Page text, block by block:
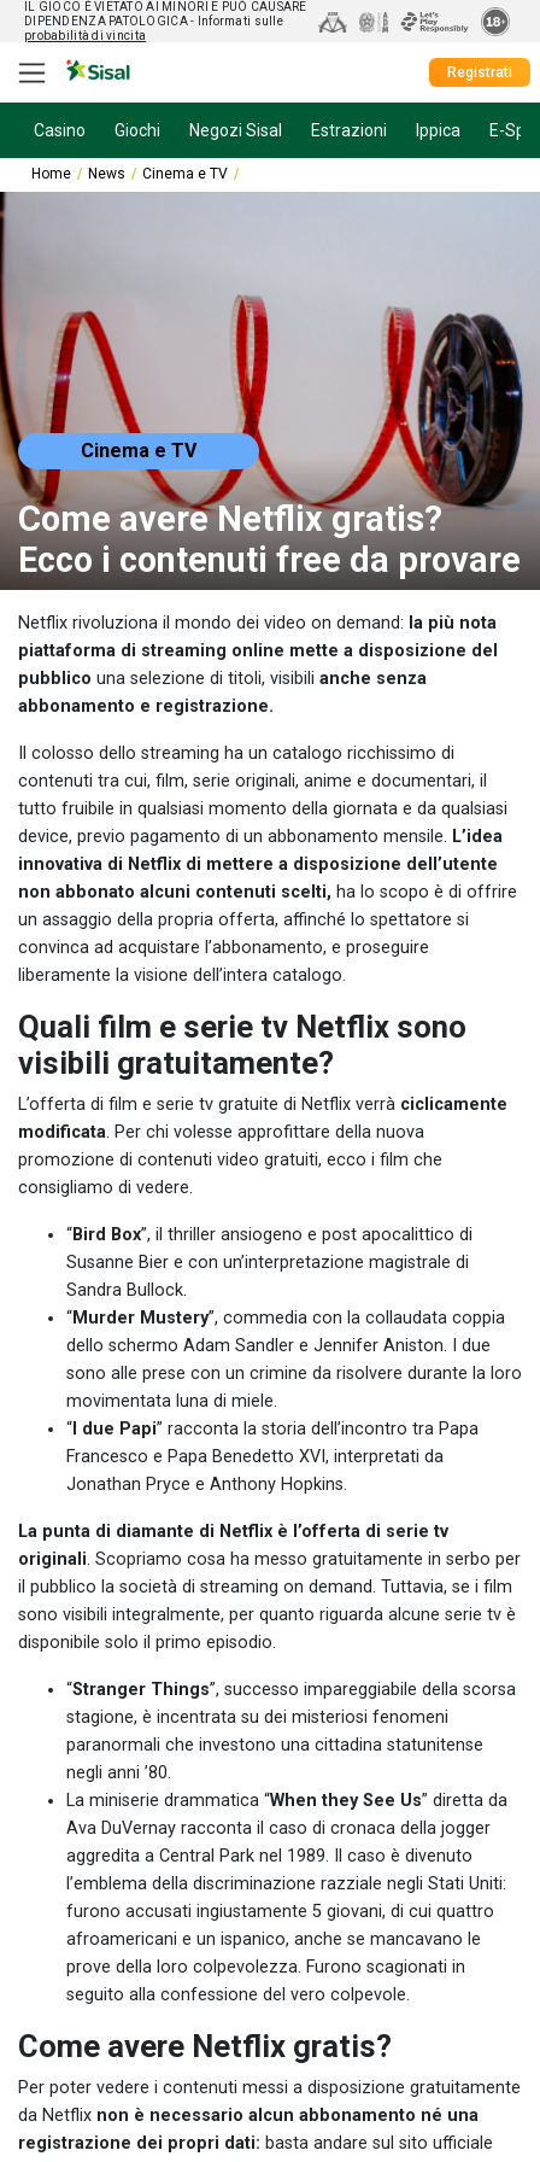
IL GIOCO È VIETATO AI MINORI E PUÒ CAUSARE
DIPENDENZA PATOLOGICA - Informati sulle
probabilità di vincita
Registrati
Casino Giochi Negozi Sisal Estrazioni Ippica E-
Home News Cinema e TV
Cinema e TV
Come avere Netflix gratis?
Ecco i contenuti free da provare
Netflix rivoluziona il mondo dei video on demand: la più nota
piattaforma di streaming online mette a disposizione del
pubblico una selezione di titoli, visibili anche senza
abbonamento e registrazione.
Il colosso dello streaming ha un catalogo ricchissimo di
contenuti tra cui, film, serie originali, anime e documentari, il
tutto fruibile in qualsiasi momento della giornata e da qualsiasi
device, previo pagamento di un abbonamento mensile. L’idea
innovativa di Netflix di mettere a disposizione dell’utente
non abbonato alcuni contenuti scelti, ha lo scopo è di offrire
un assaggio della propria offerta, affinché lo spettatore si
convinca ad acquistare l’abbonamento, e proseguire
liberamente la visione dell’intera catalogo.
Quali film e serie tv Netflix sono
visibili gratuitamente?
L’offerta di film e serie tv gratuite di Netflix verrà ciclicamente
modificata. Per chi volesse approfittare della nuova
promozione di contenuti video gratuiti, ecco i film che
consigliamo di vedere.
“Bird Box”, il thriller ansiogeno e post apocalittico di
Susanne Bier e con un’interpretazione magistrale di
Sandra Bullock.
“Murder Mustery”, commedia con la collaudata coppia
dello schermo Adam Sandler e Jennifer Aniston. I due
sono alle prese con un crimine da risolvere durante la loro
movimentata luna di miele.
“ I due Papi” racconta la storia dell’incontro tra Papa
Francesco e Papa Benedetto XVI, interpretati da
Jonathan Pryce e Anthony Hopkins.
La punta di diamante di Netflix è l’offerta di serie tv
originali. Scopriamo cosa ha messo gratuitamente in serbo per
il pubblico la società di streaming on demand. Tuttavia, se i film
sono visibili integralmente, per quanto riguarda alcune serie tv è
disponibile solo il primo episodio.
“Stranger Things”, successo impareggiabile della scorsa
stagione, è incentrata su dei misteriosi fenomeni
paranormali che investono una cittadina statunitense
negli anni ’80.
La miniserie drammatica “When they See Us” diretta da
Ava DuVernay racconta il caso di cronaca della jogger
aggredita a Central Park nel 1989. Il caso è divenuto
l’emblema della discriminazione razziale negli Stati Uniti:
furono accusati ingiustamente 5 giovani, di cui quattro
afroamericani e un ispanico, anche se mancavano le
prove della loro colpevolezza. Furono scagionati in
seguito alla confessione del vero colpevole.
Come avere Netflix gratis?
Per poter vedere i contenuti messi a disposizione gratuitamente
da Netflix non è necessario alcun abbonamento né una
registrazione dei propri dati: basta andare sul sito ufficiale